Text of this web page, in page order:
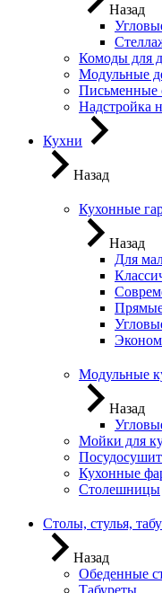
Назад
Комоды для
Модульные
Письменные
Надстройка
Кухни
Назад
Кухонные
Назад
Для
Эконом
Модульные
Назад
Мойки для
Кухонные
Столешницы
Столы, стулья,
Назад
Обеденные
Табуреты